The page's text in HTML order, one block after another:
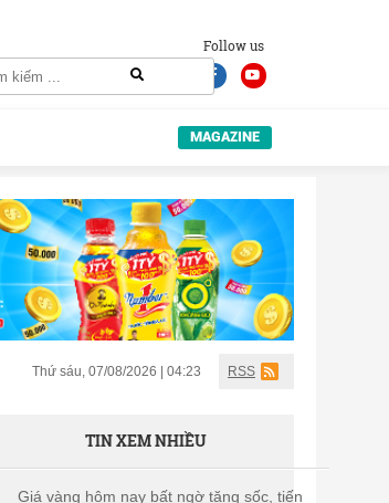
Follow us
MAGAZINE
Thứ sáu, 07/08/2026 | 04:23 RSS
TIN XEM NHIỀU
Giá vàng hôm nay bất ngờ tăng sốc, tiến